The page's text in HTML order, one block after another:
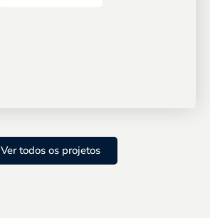
Ver todos os projetos